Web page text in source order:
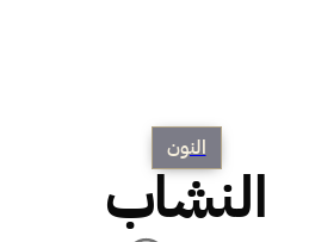
النون
النشاب